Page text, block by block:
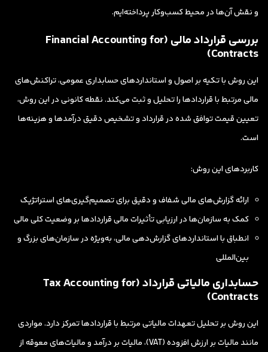
و نقش آن‌ها در محیط کسب‌وکار پرداخته‌ایم.
بررسی قرارداد مالی (Financial Accounting for
Contracts)
این روش با تکیه بر اصول و استانداردهای حسابداری عمومی، تراکنش‌های
مالی مرتبط با قراردادها را تحلیل و ثبت می‌کند. نقطه کانونی در این روش،
تعیین قیمت توافق شده در قرارداد و تشخیص دقیق درآمدها و هزینه‌ها
است.
کاربردهای این روش:
ارائه گزارش‌های مالی شفاف و دقیق برای تصمیم‌گیری‌های استراتژیک
کمک به سازمان‌ها در ارزیابی تأثیرات مالی قراردادها بر وضعیت کلی مالی
انطباق با استانداردهای گزارش‌دهی مالی، به‌ویژه در سازمان‌های بزرگ و
بین‌المللی
حسابداری مالیاتی قرارداد (Tax Accounting for
Contracts)
این روش بر تحلیل تعهدات مالیاتی مرتبط با قراردادها تمرکز دارد. مواردی
مانند مالیات بر ارزش افزوده (VAT)، مالیات بر درآمد و مالیات‌های معوقه از